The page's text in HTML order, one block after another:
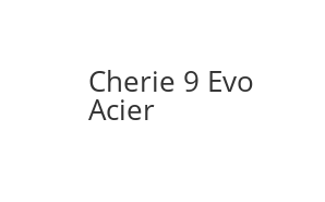
Cherie 9 Evo
Acier